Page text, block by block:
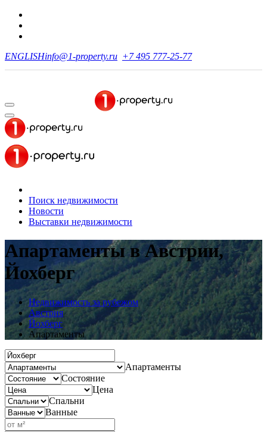
ENGLISHinfo@1-property.ru +7 495 777-25-77
Поиск недвижимости
Новости
Выставки недвижимости
Апартаменты в Австрии,
Йохберг
Недвижимость за рубежом
Австрия
Йохберг
Апартаменты
Апартаменты
Состояние
Цена
Спальни
Ванные